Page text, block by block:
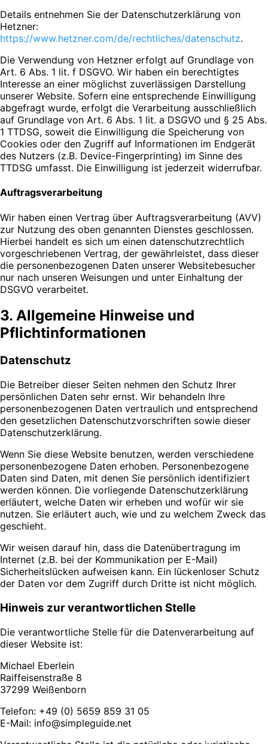
Details entnehmen Sie der Datenschutzerklärung von
Hetzner:
https://www.hetzner.com/de/rechtliches/datenschutz.
Die Verwendung von Hetzner erfolgt auf Grundlage von
Art. 6 Abs. 1 lit. f DSGVO. Wir haben ein berechtigtes
Interesse an einer möglichst zuverlässigen Darstellung
unserer Website. Sofern eine entsprechende Einwilligung
abgefragt wurde, erfolgt die Verarbeitung ausschließlich
auf Grundlage von Art. 6 Abs. 1 lit. a DSGVO und § 25 Abs.
1 TTDSG, soweit die Einwilligung die Speicherung von
Cookies oder den Zugriff auf Informationen im Endgerät
des Nutzers (z.B. Device-Fingerprinting) im Sinne des
TTDSG umfasst. Die Einwilligung ist jederzeit widerrufbar.
Auftragsverarbeitung
Wir haben einen Vertrag über Auftragsverarbeitung (AVV)
zur Nutzung des oben genannten Dienstes geschlossen.
Hierbei handelt es sich um einen datenschutzrechtlich
vorgeschriebenen Vertrag, der gewährleistet, dass dieser
die personenbezogenen Daten unserer Websitebesucher
nur nach unseren Weisungen und unter Einhaltung der
DSGVO verarbeitet.
3. Allgemeine Hinweise und
Pflichtinformationen
Datenschutz
Die Betreiber dieser Seiten nehmen den Schutz Ihrer
persönlichen Daten sehr ernst. Wir behandeln Ihre
personenbezogenen Daten vertraulich und entsprechend
den gesetzlichen Datenschutzvorschriften sowie dieser
Datenschutzerklärung.
Wenn Sie diese Website benutzen, werden verschiedene
personenbezogene Daten erhoben. Personenbezogene
Daten sind Daten, mit denen Sie persönlich identifiziert
werden können. Die vorliegende Datenschutzerklärung
erläutert, welche Daten wir erheben und wofür wir sie
nutzen. Sie erläutert auch, wie und zu welchem Zweck das
geschieht.
Wir weisen darauf hin, dass die Datenübertragung im
Internet (z.B. bei der Kommunikation per E-Mail)
Sicherheitslücken aufweisen kann. Ein lückenloser Schutz
der Daten vor dem Zugriff durch Dritte ist nicht möglich.
Hinweis zur verantwortlichen Stelle
Die verantwortliche Stelle für die Datenverarbeitung auf
dieser Website ist:
Michael Eberlein
Raiffeisenstraße 8
37299 Weißenborn
Telefon: +49 (0) 5659 859 31 05
E-Mail: info@simpleguide.net